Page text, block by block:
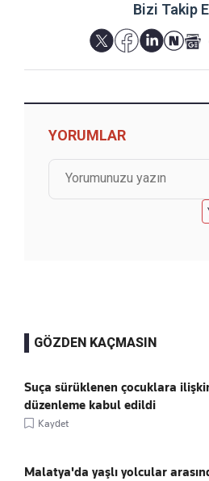
Bizi Takip
YORUMLAR
GÖZDEN KAÇMASIN
Suça sürüklenen çocuklara
düzenleme kabul edildi
Kaydet
Malatya'da yaşlı yolcular